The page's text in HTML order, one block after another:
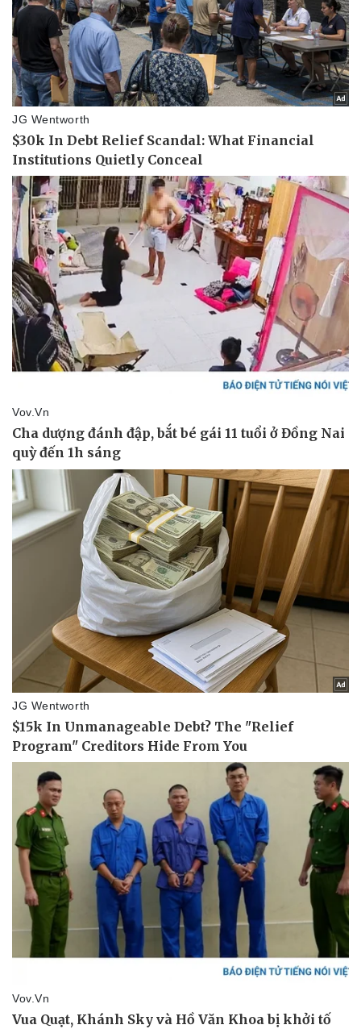
Thể thao
Bóng đá
Lịch thi đấu bóng đá
Thế giới thể thao
eSports
Hậu trường
Ô tô - Xe máy
Ô tô
Xe máy
Tư vấn